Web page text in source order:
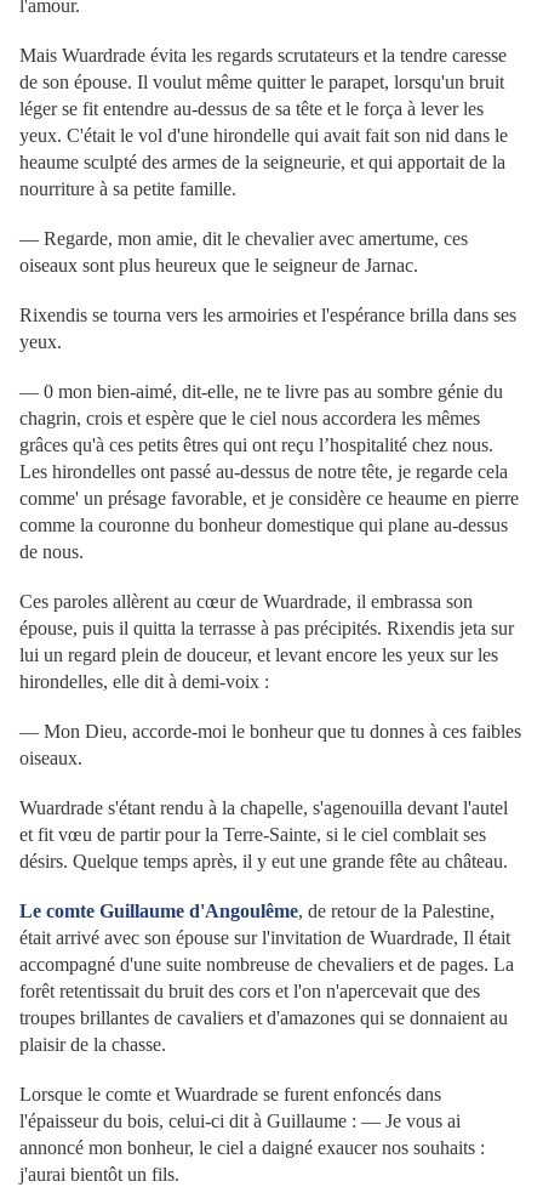
l'amour.
Mais Wuardrade évita les regards scrutateurs et la tendre caresse
de son épouse. Il voulut même quitter le parapet, lorsqu'un bruit
léger se fit entendre au-dessus de sa tête et le força à lever les
yeux. C'était le vol d'une hirondelle qui avait fait son nid dans le
heaume sculpté des armes de la seigneurie, et qui apportait de la
nourriture à sa petite famille.
— Regarde, mon amie, dit le chevalier avec amertume, ces
oiseaux sont plus heureux que le seigneur de Jarnac.
Rixendis se tourna vers les armoiries et l'espérance brilla dans ses
yeux.
— 0 mon bien-aimé, dit-elle, ne te livre pas au sombre génie du
chagrin, crois et espère que le ciel nous accordera les mêmes
grâces qu'à ces petits êtres qui ont reçu l’hospitalité chez nous.
Les hirondelles ont passé au-dessus de notre tête, je regarde cela
comme' un présage favorable, et je considère ce heaume en pierre
comme la couronne du bonheur domestique qui plane au-dessus
de nous.
Ces paroles allèrent au cœur de Wuardrade, il embrassa son
épouse, puis il quitta la terrasse à pas précipités. Rixendis jeta sur
lui un regard plein de douceur, et levant encore les yeux sur les
hirondelles, elle dit à demi-voix :
— Mon Dieu, accorde-moi le bonheur que tu donnes à ces faibles
oiseaux.
Wuardrade s'étant rendu à la chapelle, s'agenouilla devant l'autel
et fit vœu de partir pour la Terre-Sainte, si le ciel comblait ses
désirs. Quelque temps après, il y eut une grande fête au château.
Le comte Guillaume d'Angoulême, de retour de la Palestine,
était arrivé avec son épouse sur l'invitation de Wuardrade, Il était
accompagné d'une suite nombreuse de chevaliers et de pages. La
forêt retentissait du bruit des cors et l'on n'apercevait que des
troupes brillantes de cavaliers et d'amazones qui se donnaient au
plaisir de la chasse.
Lorsque le comte et Wuardrade se furent enfoncés dans
l'épaisseur du bois, celui-ci dit à Guillaume : — Je vous ai
annoncé mon bonheur, le ciel a daigné exaucer nos souhaits :
j'aurai bientôt un fils.